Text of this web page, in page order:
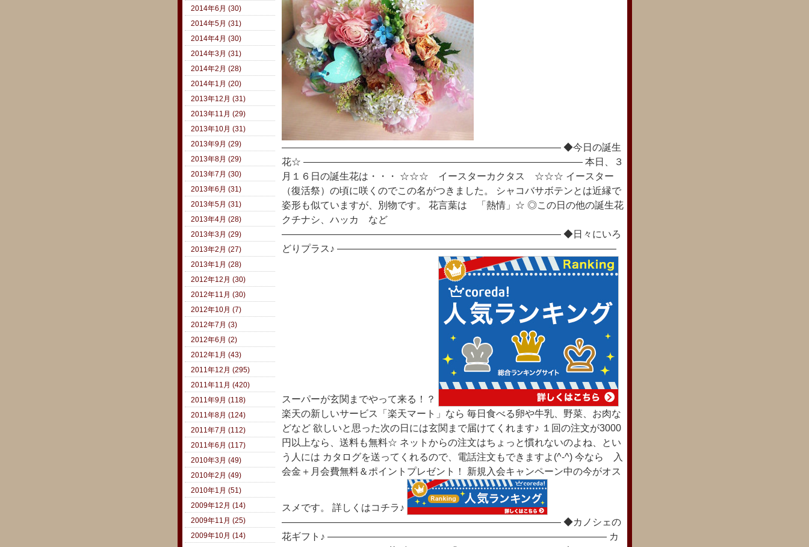
――――――――――――――――――――――――――――― ◆今日の誕生
花☆ ――――――――――――――――――――――――――――― 本日、３
月１６日の誕生花は・・・ ☆☆☆ イースターカクタス ☆☆☆ イースター
（復活祭）の頃に咲くのでこの名がつきました。 シャコバサボテンとは近縁で
姿形も似ていますが、別物です。 花言葉は 「熱情」☆ ◎この日の他の誕生花
クチナシ、ハッカ など
――――――――――――――――――――――――――――― ◆日々にいろ
どりプラス♪ ―――――――――――――――――――――――――――――
スーパーが玄関までやって来る！？
楽天の新しいサービス「楽天マート」なら 毎日食べる卵や牛乳、野菜、お肉な
どなど 欲しいと思った次の日には玄関まで届けてくれます♪ １回の注文が3000
円以上なら、送料も無料☆ ネットからの注文はちょっと慣れないのよね、とい
う人には カタログを送ってくれるので、電話注文もできますよ(^-^) 今なら 入
会金＋月会費無料＆ポイントプレゼント！ 新規入会キャンペーン中の今がオス
スメです。 詳しくはコチラ♪
――――――――――――――――――――――――――――― ◆カノシェの
花ギフト♪ ――――――――――――――――――――――――――――― カ
2014年6月 (30)
2014年5月 (31)
2014年4月 (30)
2014年3月 (31)
2014年2月 (28)
2014年1月 (20)
2013年12月 (31)
2013年11月 (29)
2013年10月 (31)
2013年9月 (29)
2013年8月 (29)
2013年7月 (30)
2013年6月 (31)
2013年5月 (31)
2013年4月 (28)
2013年3月 (29)
2013年2月 (27)
2013年1月 (28)
2012年12月 (30)
2012年11月 (30)
2012年10月 (7)
2012年7月 (3)
2012年6月 (2)
2012年1月 (43)
2011年12月 (295)
2011年11月 (420)
2011年9月 (118)
2011年8月 (124)
2011年7月 (112)
2011年6月 (117)
2010年3月 (49)
2010年2月 (49)
2010年1月 (51)
2009年12月 (14)
2009年11月 (25)
2009年10月 (14)